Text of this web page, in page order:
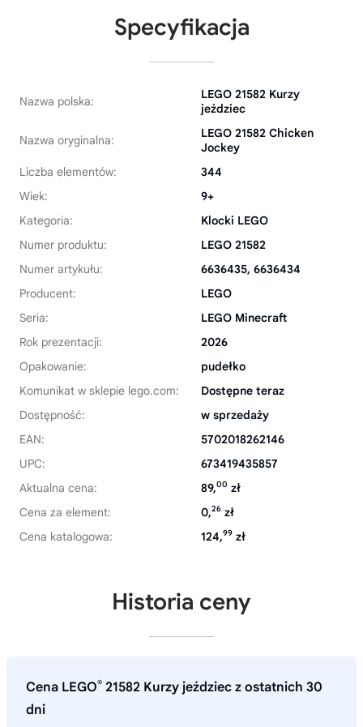
Specyfikacja
Nazwa polska:
LEGO 21582 Kurzy
jeździec
Nazwa oryginalna:
LEGO 21582 Chicken
Jockey
Liczba elementów:
344
Wiek:
9+
Kategoria:
Klocki LEGO
Numer produktu:
LEGO 21582
Numer artykułu:
6636435, 6636434
Producent:
LEGO
Seria:
LEGO Minecraft
Rok prezentacji:
2026
Opakowanie:
pudełko
Komunikat w sklepie lego.com:
Dostępne teraz
Dostępność:
w sprzedaży
EAN:
5702018262146
UPC:
673419435857
Aktualna cena:
89,00 zł
Cena za element:
0,26 zł
Cena katalogowa:
124,99 zł
Historia ceny
Cena LEGO® 21582 Kurzy jeździec z ostatnich 30
dni